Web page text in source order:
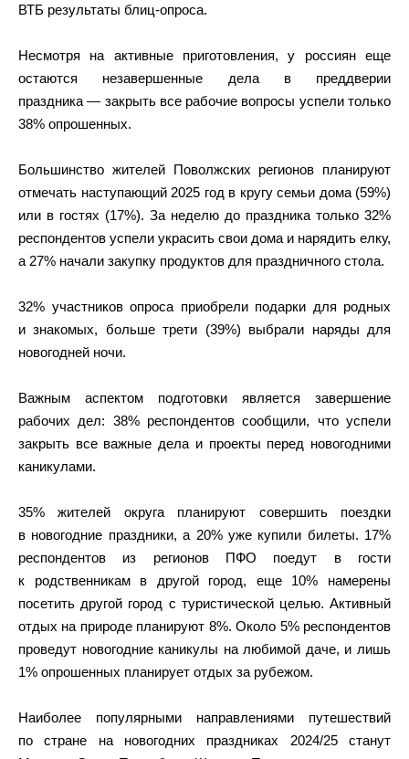
ВТБ результаты блиц-опроса.
Несмотря на активные приготовления, у россиян еще
остаются незавершенные дела в преддверии
праздника — закрыть все рабочие вопросы успели только
38% опрошенных.
Большинство жителей Поволжских регионов планируют
отмечать наступающий 2025 год в кругу семьи дома (59%)
или в гостях (17%). За неделю до праздника только 32%
респондентов успели украсить свои дома и нарядить елку,
а 27% начали закупку продуктов для праздничного стола.
32% участников опроса приобрели подарки для родных
и знакомых, больше трети (39%) выбрали наряды для
новогодней ночи.
Важным аспектом подготовки является завершение
рабочих дел: 38% респондентов сообщили, что успели
закрыть все важные дела и проекты перед новогодними
каникулами.
35% жителей округа планируют совершить поездки
в новогодние праздники, а 20% уже купили билеты. 17%
респондентов из регионов ПФО поедут в гости
к родственникам в другой город, еще 10% намерены
посетить другой город с туристической целью. Активный
отдых на природе планируют 8%. Около 5% респондентов
проведут новогодние каникулы на любимой даче, и лишь
1% опрошенных планирует отдых за рубежом.
Наиболее популярными направлениями путешествий
по стране на новогодних праздниках 2024/25 станут